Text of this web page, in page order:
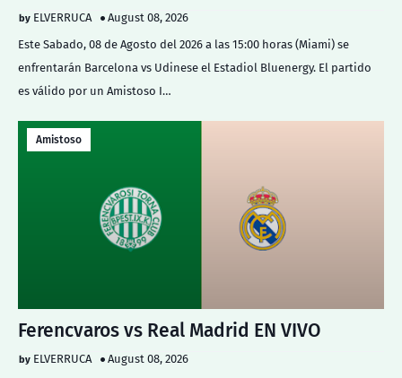
ELVERRUCA
August 08, 2026
Este Sabado, 08 de Agosto del 2026 a las 15:00 horas (Miami) se
enfrentarán Barcelona vs Udinese el Estadiol Bluenergy. El partido
es válido por un Amistoso I…
Amistoso
Ferencvaros vs Real Madrid EN VIVO
ELVERRUCA
August 08, 2026